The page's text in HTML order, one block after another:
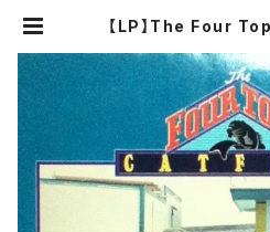
【LP】The Four